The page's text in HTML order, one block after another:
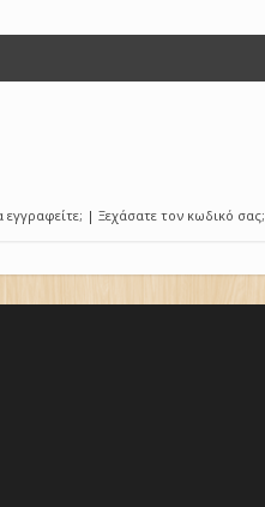
εγγραφείτε; |Ξεχάσατε τον κωδικό σας;